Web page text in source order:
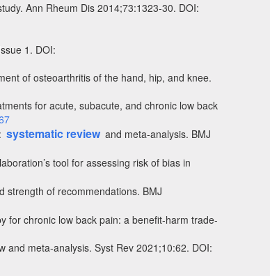
Ann Rheum Dis 2014;73:1323-30. DOI:
1. DOI:
of osteoarthritis of the hand, hip, and knee.
for acute, subacute, and chronic low back
systematic review and meta-analysis. BMJ
tool for assessing risk of bias in
strength of recommendations. BMJ
for chronic low back pain: a benefit-harm trade-
and meta-analysis. Syst Rev 2021;10:62. DOI: